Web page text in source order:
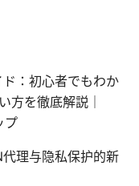
：初心者でもわか
方を徹底解説｜
プ
理与隐私保护的新